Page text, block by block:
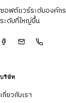
ซอฟต์แวร์ระดับองค์ก
ระดับที่ใหญ่ขึ้น
บริษัท
เกี่ยวกับเรา